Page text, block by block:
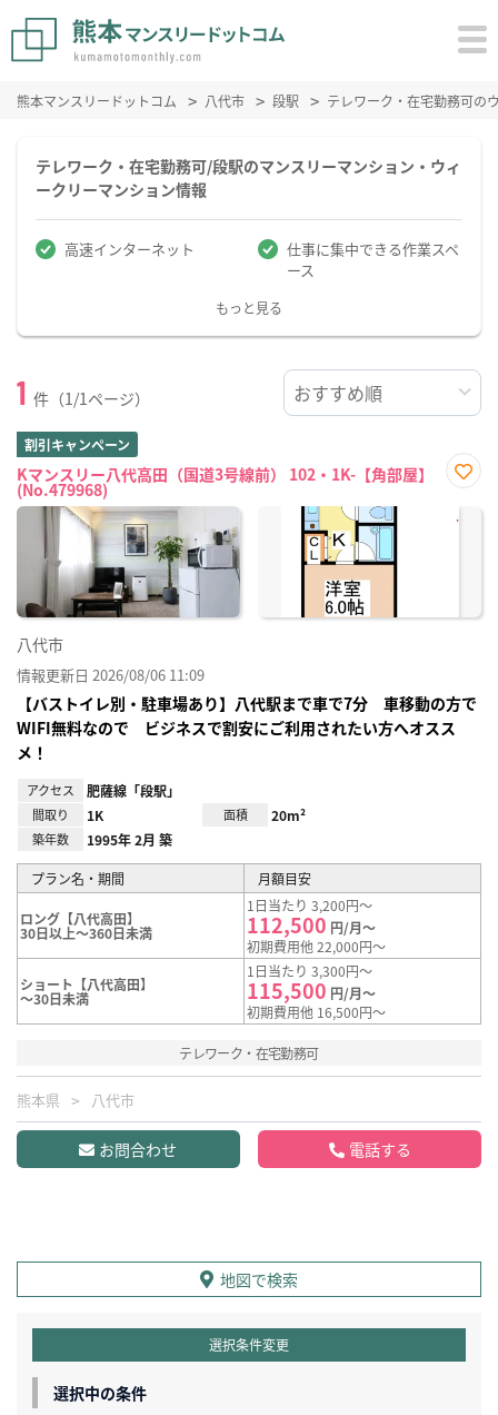
熊本マンスリードットコム 八代市 段駅 テレワーク・在宅勤務可の
テレワーク・在宅勤務可/段駅のマンスリーマンション・ウィ
ークリーマンション情報
高速インターネット
仕事に集中できる作業スペ
ース
もっと見る
1 件（1/1ページ）
割引キャンペーン
Kマンスリー八代高田（国道3号線前） 102・1K-【角部屋】
(No.479968)
に入
り登
八代市
情報更新日 2026/08/06 11:09
【バストイレ別・駐車場あり】八代駅まで車で7分 車移動の方で
WIFI無料なので ビジネスで割安にご利用されたい方へオスス
メ！
アクセス 肥薩線「段駅」
間取り 1K 面積 20m²
築年数 1995年 2月 築
プラン名・期間 月額目安
ロング【八代高田】
30日以上～360日未満
1日当たり 3,200円～
112,500 円/月～
初期費用他 22,000円～
ショート【八代高田】
～30日未満
1日当たり 3,300円～
115,500 円/月～
初期費用他 16,500円～
テレワーク・在宅勤務可
熊本県 八代市
お問合わせ 電話する
地図で検索
選択条件変更
選択中の条件